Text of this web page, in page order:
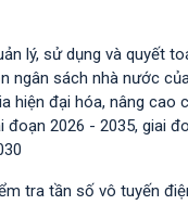
lý, sử dụng và quyết
ngân sách nhà nước
hiện đại hóa, nâng cao
đoạn 2026 - 2035, giai
tra tần số vô tuyến